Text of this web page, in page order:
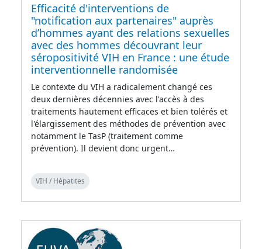
Efficacité d'interventions de
"notification aux partenaires" auprès
d’hommes ayant des relations sexuelles
avec des hommes découvrant leur
séropositivité VIH en France : une étude
interventionnelle randomisée
Le contexte du VIH a radicalement changé ces
deux dernières décennies avec l'accès à des
traitements hautement efficaces et bien tolérés et
l'élargissement des méthodes de prévention avec
notamment le TasP (traitement comme
prévention). Il devient donc urgent…
VIH / Hépatites